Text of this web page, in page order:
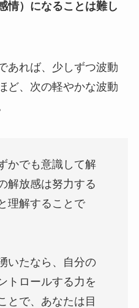
情）になることは難し
あれば、少しずつ波動
ど、次の軽やかな波動
かでも意識して解
解放感は努力する
理解することで
いたなら、自分の
トロールする力を
とで、あなたは目